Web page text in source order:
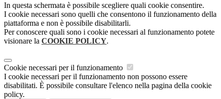
In questa schermata è possibile scegliere quali cookie consentire.
I cookie necessari sono quelli che consentono il funzionamento della
piattaforma e non è possibile disabilitarli.
Per conoscere quali sono i cookie necessari al funzionamento potete
visionare la COOKIE POLICY.
Cookie necessari per il funzionamento
I cookie necessari per il funzionamento non possono essere
disabilitati. È possibile consultare l'elenco nella pagina della cookie
policy.